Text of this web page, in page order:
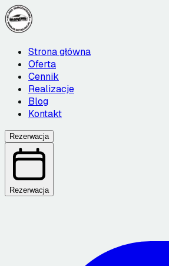
Strona główna
Oferta
Cennik
Realizacje
Blog
Kontakt
Rezerwacja
Rezerwacja